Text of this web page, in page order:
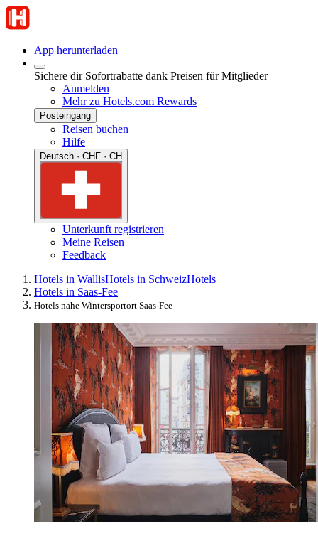
App herunterladen
Sichere dir Sofortrabatte dank Preisen für Mitglieder
Anmelden
Mehr zu Hotels.com Rewards
Posteingang
Reisen buchen
Hilfe
Deutsch · CHF · CH
Unterkunft registrieren
Meine Reisen
Feedback
Hotels in WallisHotels in SchweizHotels
Hotels in Saas-Fee
Hotels nahe Wintersportort Saas-Fee